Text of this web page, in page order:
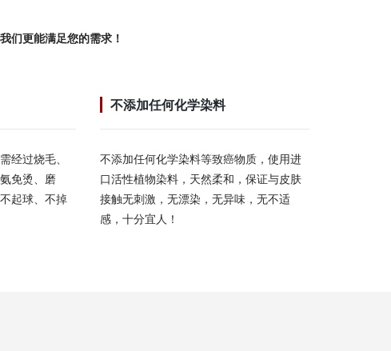
们更能满足您的需求！
经过烧毛、
免烫、磨
起球、不掉
不添加任何化学染料
不添加任何化学染料等致癌物质，使用进
口活性植物染料，天然柔和，保证与皮肤
接触无刺激，无漂染，无异味，无不适
感，十分宜人！